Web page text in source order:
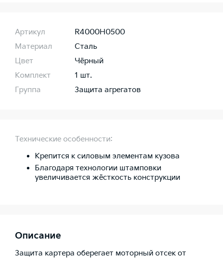
Артикул
R4000H0500
Материал
Сталь
Цвет
Чёрный
Комплект
1 шт.
Группа
Защита агрегатов
Технические особенности:
Крепится к силовым элементам кузова
Благодаря технологии штамповки
увеличивается жёсткость конструкции
Описание
Защита картера оберегает моторный отсек от